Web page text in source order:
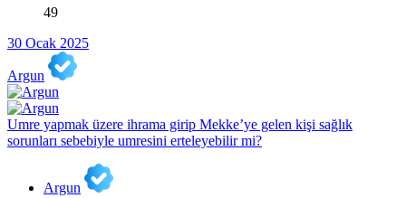
49
30 Ocak 2025
Argun
Umre yapmak üzere ihrama girip Mekke’ye gelen kişi sağlık
sorunları sebebiyle umresini erteleyebilir mi?
Argun